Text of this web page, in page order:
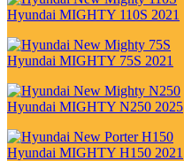
Hyundai MIGHTY 110S 2021
Hyundai MIGHTY 75S 2021
Hyundai MIGHTY N250 2025
Hyundai MIGHTY H150 2021